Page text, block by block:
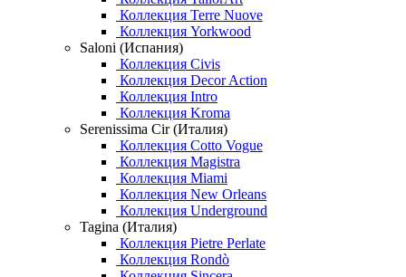
Коллекция Terre Nuove
Коллекция Yorkwood
Saloni (Испания)
Коллекция Civis
Коллекция Decor Action
Коллекция Intro
Коллекция Kroma
Serenissima Cir (Италия)
Коллекция Cotto Vogue
Коллекция Magistra
Коллекция Miami
Коллекция New Orleans
Коллекция Underground
Tagina (Италия)
Коллекция Pietre Perlate
Коллекция Rondò